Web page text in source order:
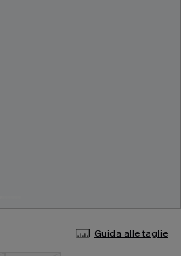
Guida alle taglie